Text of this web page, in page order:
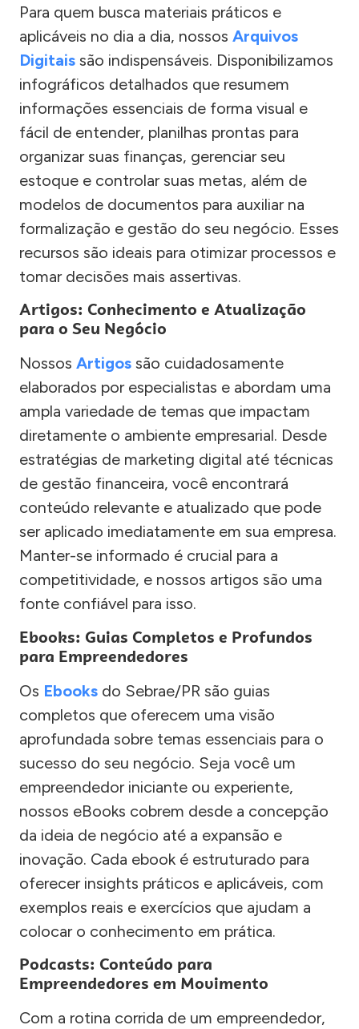
Para quem busca materiais práticos e
aplicáveis no dia a dia, nossos Arquivos
Digitais são indispensáveis. Disponibilizamos
infográficos detalhados que resumem
informações essenciais de forma visual e
fácil de entender, planilhas prontas para
organizar suas finanças, gerenciar seu
estoque e controlar suas metas, além de
modelos de documentos para auxiliar na
formalização e gestão do seu negócio. Esses
recursos são ideais para otimizar processos e
tomar decisões mais assertivas.
Artigos: Conhecimento e Atualização
para o Seu Negócio
Nossos Artigos são cuidadosamente
elaborados por especialistas e abordam uma
ampla variedade de temas que impactam
diretamente o ambiente empresarial. Desde
estratégias de marketing digital até técnicas
de gestão financeira, você encontrará
conteúdo relevante e atualizado que pode
ser aplicado imediatamente em sua empresa.
Manter-se informado é crucial para a
competitividade, e nossos artigos são uma
fonte confiável para isso.
Ebooks: Guias Completos e Profundos
para Empreendedores
Os Ebooks do Sebrae/PR são guias
completos que oferecem uma visão
aprofundada sobre temas essenciais para o
sucesso do seu negócio. Seja você um
empreendedor iniciante ou experiente,
nossos eBooks cobrem desde a concepção
da ideia de negócio até a expansão e
inovação. Cada ebook é estruturado para
oferecer insights práticos e aplicáveis, com
exemplos reais e exercícios que ajudam a
colocar o conhecimento em prática.
Podcasts: Conteúdo para
Empreendedores em Movimento
Com a rotina corrida de um empreendedor,